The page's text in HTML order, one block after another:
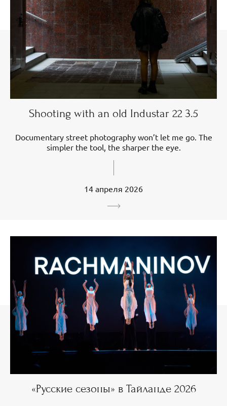
Shooting with an old Industar 22 3.5
Documentary street photography won’t let me go. The
simpler the tool, the sharper the eye.
14 апреля 2026
«Русские сезоны» в Тайланде 2026